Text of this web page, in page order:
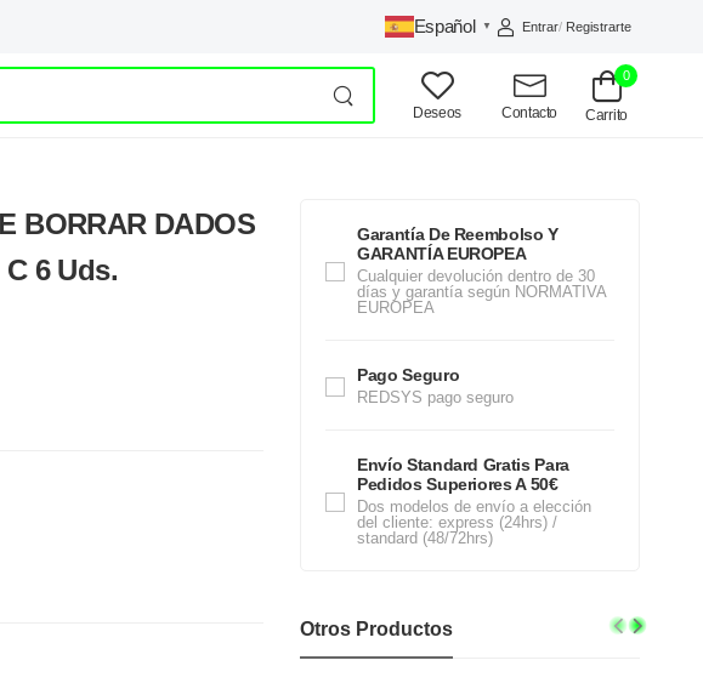
Español ▼ Entrar/ Registrarte
Deseos
Contacto
0
Carrito
BORRAR DADOS
6 Uds.
Garantía De Reembolso Y
GARANTÍA EUROPEA
Cualquier devolución dentro de 30
días y garantía según NORMATIVA
EUROPEA
Pago Seguro
REDSYS pago seguro
Envío Standard Gratis Para
Pedidos Superiores A 50€
Dos modelos de envío a elección
del cliente: express (24hrs) /
standard (48/72hrs)
Otros Productos